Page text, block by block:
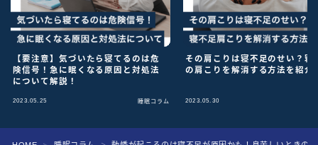
【要注意】気づいたら寝てるのは危
険信号！急に眠くなる原因と対処法
について解説！
2023.05.25 睡眠コラム
その肩こりは寝不足のせい？寝
の肩こりを解消する方法を紹介
2023.05.30